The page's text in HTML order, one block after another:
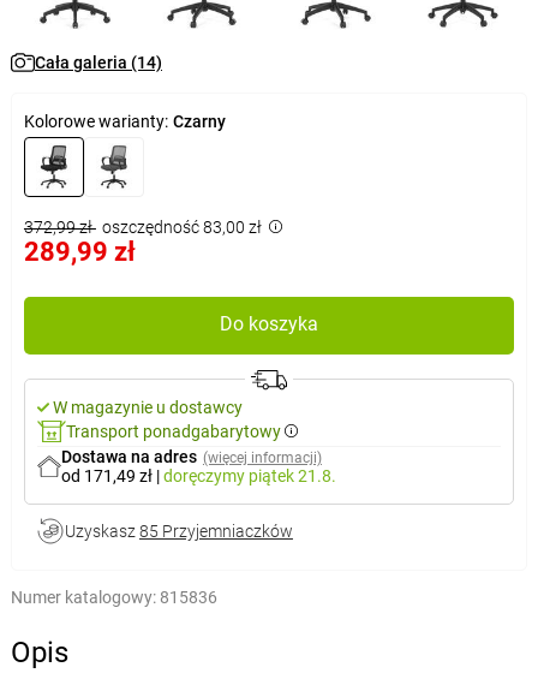
Cała galeria (14)
Kolorowe warianty: Czarny
372,99 zł oszczędność 83,00 zł
289,99 zł
Do koszyka
W magazynie u dostawcy
Transport ponadgabarytowy
Dostawa na adres (więcej informacji)
od 171,49 zł |doręczymy piątek 21.8.
Uzyskasz 85 Przyjemniaczków
Numer katalogowy: 815836
Opis